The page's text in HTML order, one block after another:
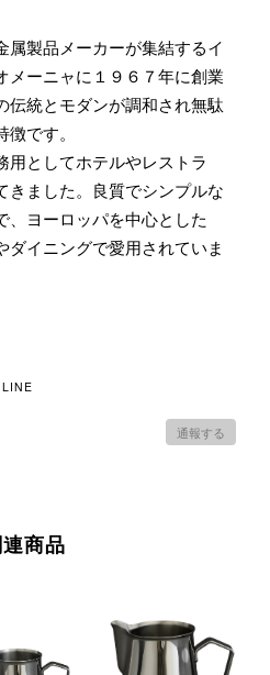
属製品メーカーが集結するイ
メーニャに１９６７年に創業
伝統とモダンが調和され無駄
です。
用としてホテルやレストラ
きました。良質でシンプルな
、ヨーロッパを中心とした
ダイニングで愛用されていま
LINE
通報する
商品